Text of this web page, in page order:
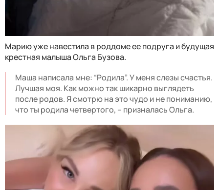
Марию уже навестила в роддоме ее подруга и будущая
крестная малыша Ольга Бузова.
Маша написала мне: “Родила”. У меня слезы счастья.
Лучшая моя. Как можно так шикарно выглядеть
после родов. Я смотрю на это чудо и не пониманию,
что ты родила четвертого, – призналась Ольга.